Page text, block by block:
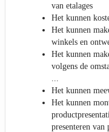
van etalages
Het kunnen
Het kunnen
winkels en
Het kunnen
volgens de
Het kunnen
Het kunnen
presenteren van